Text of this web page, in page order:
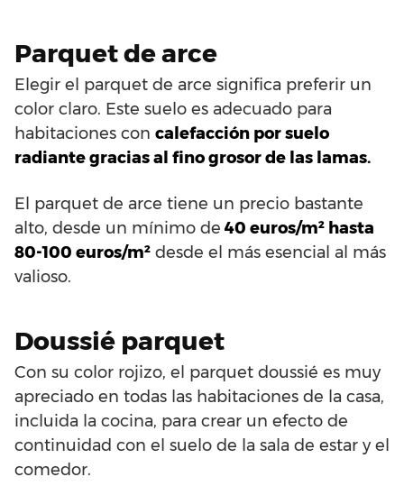
Parquet de arce
Elegir el parquet de arce significa preferir un
color claro. Este suelo es adecuado para
habitaciones con calefacción por suelo
radiante gracias al fino grosor de las lamas.
El parquet de arce tiene un precio bastante
alto, desde un mínimo de 40 euros/m² hasta
80-100 euros/m² desde el más esencial al más
valioso.
Doussié parquet
Con su color rojizo, el parquet doussié es muy
apreciado en todas las habitaciones de la casa,
incluida la cocina, para crear un efecto de
continuidad con el suelo de la sala de estar y el
comedor.